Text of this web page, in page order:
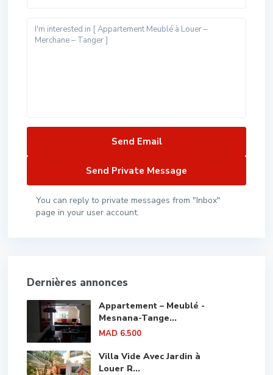
You can reply to private messages from "Inbox"
page in your user account.
Dernières annonces
Appartement – Meublé -
Mesnana-Tange...
MAD 6.500
Villa Vide Avec Jardin à
Louer R...